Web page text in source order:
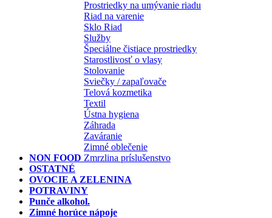
NON FOOD
Prostriedky na umývanie riadu
Riad na varenie
Sklo Riad
Služby
Špeciálne čistiace prostriedky
Starostlivosť o vlasy
Stolovanie
Sviečky / zapaľovače
Telová kozmetika
Textil
Ústna hygiena
Záhrada
Zaváranie
Zimné oblečenie
Zmrzlina príslušenstvo
OSTATNÉ
OVOCIE A ZELENINA
POTRAVINY
Punče alkohol.
Zimné horúce nápoje